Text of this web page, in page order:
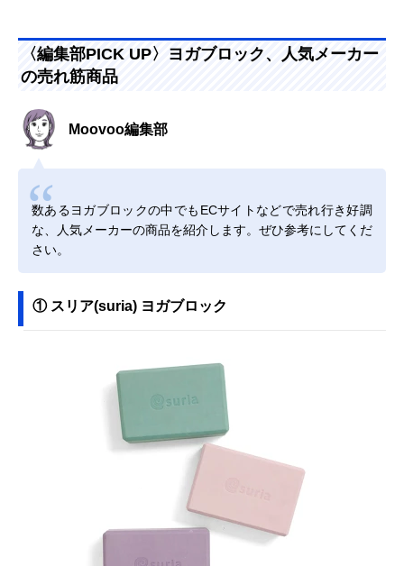
〈編集部PICK UP〉ヨガブロック、人気メーカー
の売れ筋商品
Moovoo編集部
数あるヨガブロックの中でもECサイトなどで売れ行き好調
な、人気メーカーの商品を紹介します。ぜひ参考にしてくだ
さい。
① スリア(suria) ヨガブロック